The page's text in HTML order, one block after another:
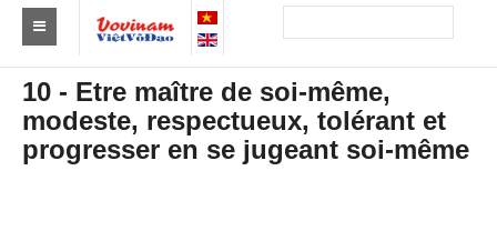
Trouver un club
Asie
Europe
10 - Etre maître de soi-même,
modeste, respectueux, tolérant et
progresser en se jugeant soi-même